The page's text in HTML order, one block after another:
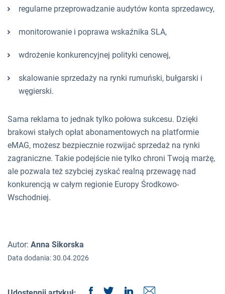
regularne przeprowadzanie audytów konta sprzedawcy,
monitorowanie i poprawa wskaźnika SLA,
wdrożenie konkurencyjnej polityki cenowej,
skalowanie sprzedaży na rynki rumuński, bułgarski i
węgierski.
Sama reklama to jednak tylko połowa sukcesu. Dzięki
brakowi stałych opłat abonamentowych na platformie
eMAG, możesz bezpiecznie rozwijać sprzedaż na rynki
zagraniczne. Takie podejście nie tylko chroni Twoją marżę,
ale pozwala też szybciej zyskać realną przewagę nad
konkurencją w całym regionie Europy Środkowo-
Wschodniej.
Autor: Anna Sikorska
Data dodania: 30.04.2026